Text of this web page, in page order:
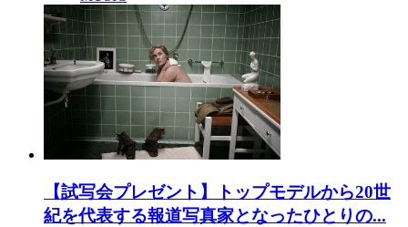
【試写会プレゼント】トップモデルから20世
紀を代表する報道写真家となったひとりの...